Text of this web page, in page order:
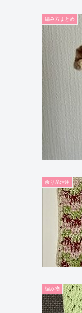
編み方まとめ
余り糸活用
編み物